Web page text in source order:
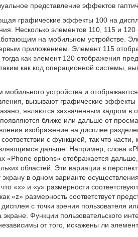
представление эффектов
графические эффекты 100 на
Несколько элементов 110, 115 и
на мобильном устройстве.
приложением. Элемент 115
как элемент 120 отображения
как код операционной системы,
устройства и
вызывают графические
являются захваченным кадром
ближе или дальше от
изображение на дисплее
с функцией, так что
дальше. Например, слова
«Phone options» отображается
областей. Эти вариации в
в одном варианте осуществления
«x» и «y» размерности
«z» размерность соответствует
с точки зрения пользователя
Функции пользовательского
от того, искажены ли